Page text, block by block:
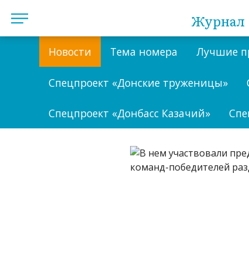
Журнал
Новости Тема номера Лучшие
Спецпроект «Донские труженицы»
Спецпроект «Донбасс Казачий»